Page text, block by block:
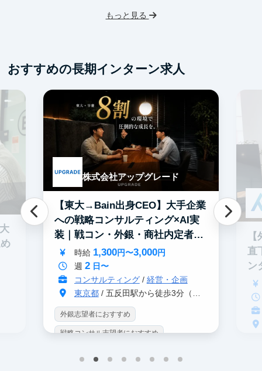
もっと見る
おすすめの長期インターン求人
株式会社アップグレード
【東大→Bain出身CEO】大手企業
への戦略コンサルティング×AI実
装｜戦コン・外銀・商社内定者多
数
時給 1,300円〜3,000円
週 2日〜
コンサルティング/ 経営・企画
東京都/ 五反田駅から徒歩3分（大崎駅から徒歩8分）
外銀志望者におすすめ
戦略コンサル志望者におすすめ
直
ン